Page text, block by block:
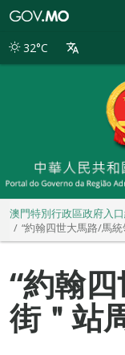
別
32°C
澳門特別行政區政府入
“約翰四世大馬路/馬
“約翰
街＂站